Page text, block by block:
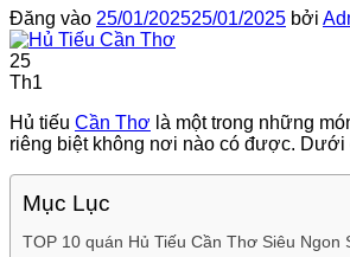
Đăng vào 25/01/202525/01/2025 bởi
25
Th1
Hủ tiếu Cần Thơ là một trong những
riêng biệt không nơi nào có được.
Mục Lục
TOP 10 quán Hủ Tiếu Cần Thơ Siêu Ngon